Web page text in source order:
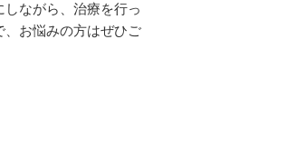
ながら、治療を行っ
お悩みの方はぜひご